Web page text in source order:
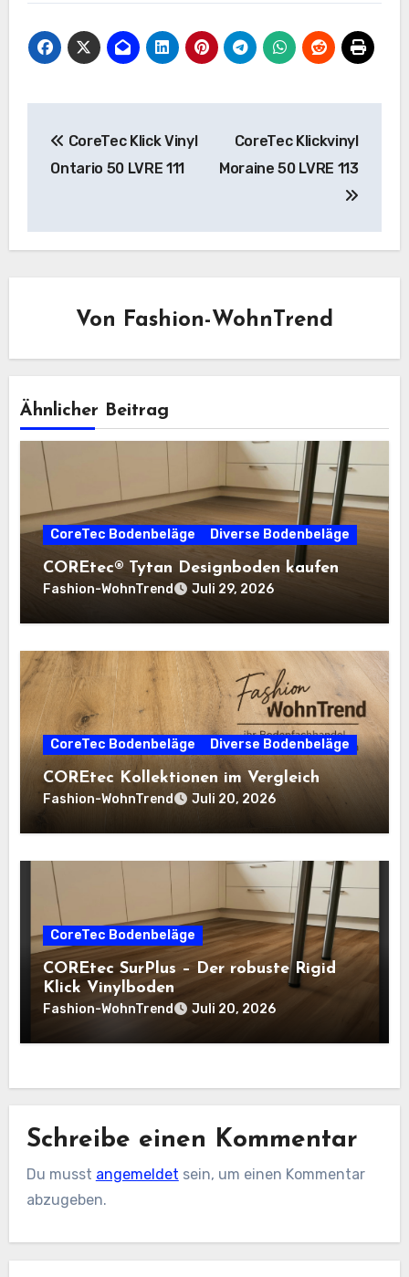
CoreTec Klick Vinyl
Ontario 50 LVRE 111
CoreTec Klickvinyl
Moraine 50 LVRE 113
Von Fashion-WohnTrend
Ähnlicher Beitrag
CoreTec Bodenbeläge Diverse Bodenbeläge
COREtec® Tytan Designboden kaufen
Fashion-WohnTrend Juli 29, 2026
CoreTec Bodenbeläge Diverse Bodenbeläge
COREtec Kollektionen im Vergleich
Fashion-WohnTrend Juli 20, 2026
CoreTec Bodenbeläge
COREtec SurPlus – Der robuste Rigid
Klick Vinylboden
Fashion-WohnTrend Juli 20, 2026
Schreibe einen Kommentar
Du musst angemeldet sein, um einen Kommentar
abzugeben.